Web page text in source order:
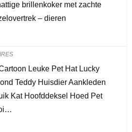
brillenkoker met zachte
– dieren
Leuke Pet Hat Lucky
Teddy Huisdier Aankleden
Kat Hoofddeksel Hoed Pet